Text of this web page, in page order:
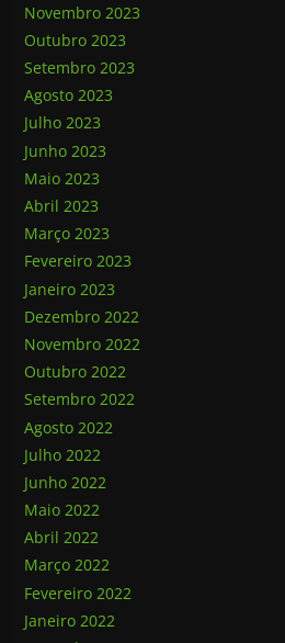
Novembro 2023
Outubro 2023
Setembro 2023
Agosto 2023
Julho 2023
Junho 2023
Maio 2023
Abril 2023
Março 2023
Fevereiro 2023
Janeiro 2023
Dezembro 2022
Novembro 2022
Outubro 2022
Setembro 2022
Agosto 2022
Julho 2022
Junho 2022
Maio 2022
Abril 2022
Março 2022
Fevereiro 2022
Janeiro 2022